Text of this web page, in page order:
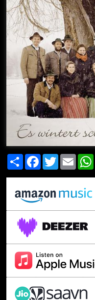
Share FacebookTwitterEmail